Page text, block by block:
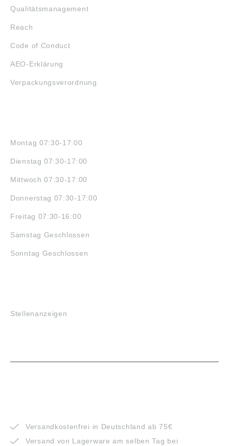
Qualitätsmanagement
Reach
Code of Conduct
AEO-Erklärung
Verpackungsverordnung
Montag 07:30-17:00
Dienstag 07:30-17:00
Mittwoch 07:30-17:00
Donnerstag 07:30-17:00
Freitag 07:30-16:00
Samstag Geschlossen
Sonntag Geschlossen
Stellenanzeigen
Versandkostenfrei in Deutschland ab 75€
Versand von Lagerware am selben Tag bei